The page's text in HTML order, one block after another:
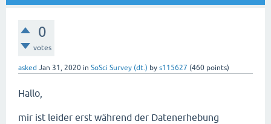
0
votes
asked Jan 31, 2020 in SoSci Survey (dt.) by s115627 (460 points)
Hallo,
mir ist leider erst während der Datenerhebung